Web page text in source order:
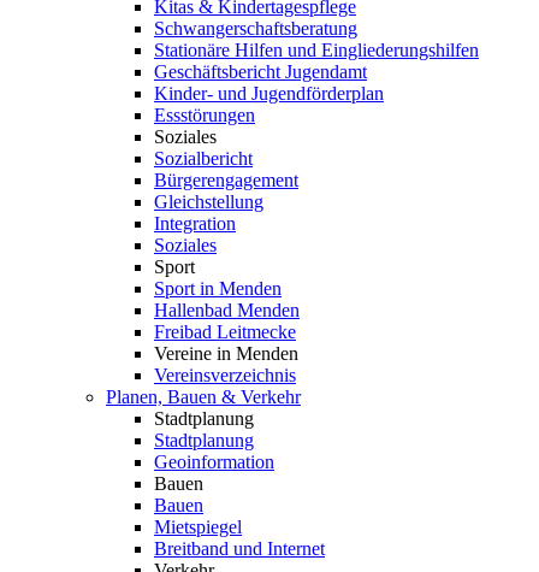
Kitas & Kindertagespflege
Schwangerschaftsberatung
Stationäre Hilfen und Eingliederungshilfen
Geschäftsbericht Jugendamt
Kinder- und Jugendförderplan
Essstörungen
Soziales
Sozialbericht
Bürgerengagement
Gleichstellung
Integration
Soziales
Sport
Sport in Menden
Hallenbad Menden
Freibad Leitmecke
Vereine in Menden
Vereinsverzeichnis
Planen, Bauen & Verkehr
Stadtplanung
Stadtplanung
Geoinformation
Bauen
Bauen
Mietspiegel
Breitband und Internet